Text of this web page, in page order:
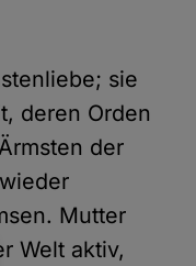
sie
deren Orden
der
Mutter
Welt aktiv,